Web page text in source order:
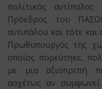
πολιτικός
Πρόεδρος του
αντιπάλου και τότε
Πρωθυπουργός της
οποίος πορεύτηκε,
με μια αξιοπρεπή
ασχέτως αν